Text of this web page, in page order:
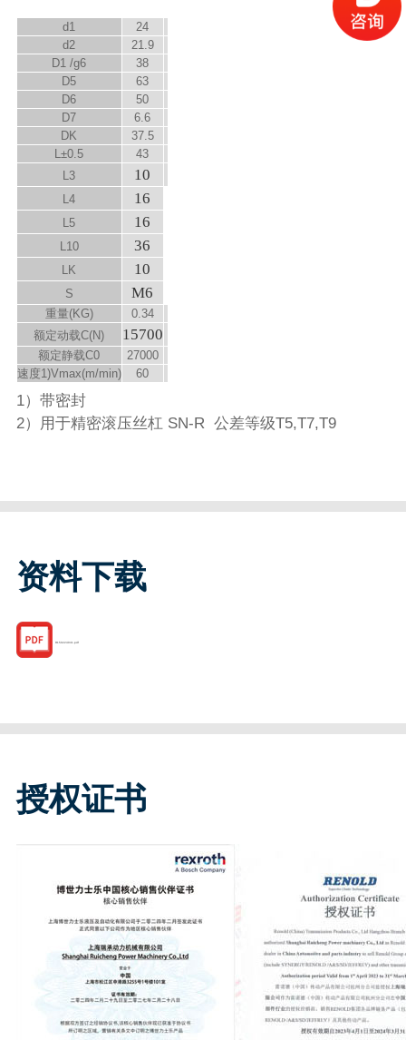
d1
24
d2
21.9
D1 /g6
38
D5
63
D6
50
D7
6.6
DK
37.5
L±0.5
43
L3 10
L4 16
L5 16
L10 36
LK 10
S M6
重量(KG)
0.34
额定动载C(N)
15700
额定静载C0
27000
速度1)Vmax(m/min) 60
1）带密封
2）用于精密滚压丝杠 SN-R 公差等级T5,T7,T9
资料下载
R150224041.pdf
授权证书